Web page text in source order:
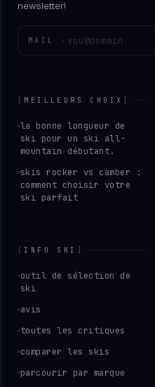
newsletter!
MAIL ›
[ MEILLEURS CHOIX ]
la bonne longueur de
ski pour un ski all-
mountain débutant.
skis rocker vs camber :
comment choisir votre
ski parfait
[INFO SKI ]
outil de sélection de
ski
avis
toutes les critiques
comparer les skis
parcourir par marque